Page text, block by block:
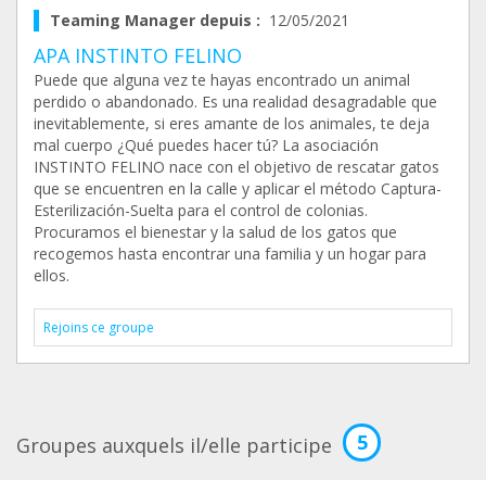
Teaming Manager depuis : 12/05/2021
APA INSTINTO FELINO
Puede que alguna vez te hayas encontrado un animal
perdido o abandonado. Es una realidad desagradable que
inevitablemente, si eres amante de los animales, te deja
mal cuerpo ¿Qué puedes hacer tú? La asociación
INSTINTO FELINO nace con el objetivo de rescatar gatos
que se encuentren en la calle y aplicar el método Captura-
Esterilización-Suelta para el control de colonias.
Procuramos el bienestar y la salud de los gatos que
recogemos hasta encontrar una familia y un hogar para
ellos.
Rejoins ce groupe
Groupes auxquels il/elle participe 5